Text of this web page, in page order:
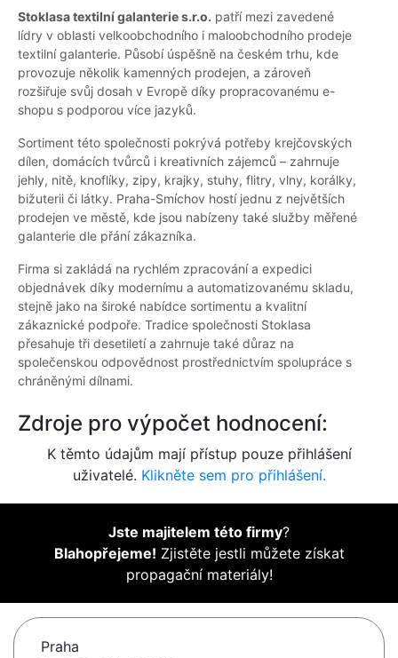
Stoklasa textilní galanterie s.r.o. patří mezi zavedené
lídry v oblasti velkoobchodního i maloobchodního prodeje
textilní galanterie. Působí úspěšně na českém trhu, kde
provozuje několik kamenných prodejen, a zároveň
rozšiřuje svůj dosah v Evropě díky propracovanému e-
shopu s podporou více jazyků.
Sortiment této společnosti pokrývá potřeby krejčovských
dílen, domácích tvůrců i kreativních zájemců – zahrnuje
jehly, nitě, knoflíky, zipy, krajky, stuhy, flitry, vlny, korálky,
bižuterii či látky. Praha-Smíchov hostí jednu z největších
prodejen ve městě, kde jsou nabízeny také služby měřené
galanterie dle přání zákazníka.
Firma si zakládá na rychlém zpracování a expedici
objednávek díky modernímu a automatizovanému skladu,
stejně jako na široké nabídce sortimentu a kvalitní
zákaznické podpoře. Tradice společnosti Stoklasa
přesahuje tři desetiletí a zahrnuje také důraz na
společenskou odpovědnost prostřednictvím spolupráce s
chráněnými dílnami.
Zdroje pro výpočet hodnocení:
K těmto údajům mají přístup pouze přihlášení
uživatelé. Klikněte sem pro přihlášení.
Jste majitelem této firmy?
Blahopřejeme! Zjistěte jestli můžete získat
propagační materiály!
Praha